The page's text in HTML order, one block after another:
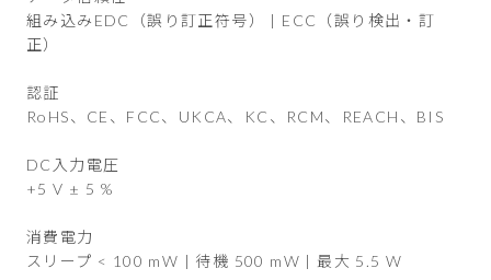
組み込みEDC（誤り訂正符号） | ECC（誤り検出・訂
正）
認証
RoHS、CE、FCC、UKCA、KC、RCM、REACH、BIS
DC入力電圧
+5 V ± 5 %
消費電力
スリープ < 100 mW | 待機 500 mW | 最大 5.5 W